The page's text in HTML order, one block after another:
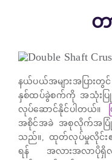
တ
နယ်ပယ်အများအပြား
နှစ်ထပ်ခွဲစက်ကို အသုံးပ
လုပ်ဆောင်နိုင်ပါတယ်။
အစိုင်အခဲ အစုလိုက်အပြုံလို
သည်။, ထုတ်လုပ်မှုလိုင်း
ရန် အလားအလာ